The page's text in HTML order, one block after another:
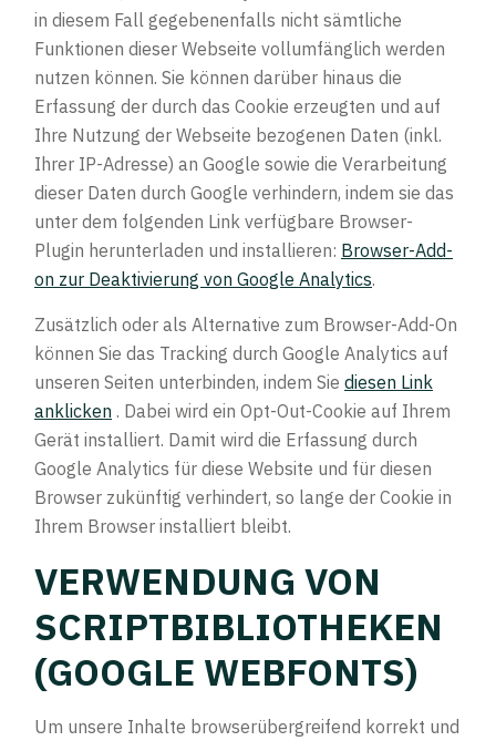
in diesem Fall gegebenenfalls nicht sämtliche
Funktionen dieser Webseite vollumfänglich werden
nutzen können. Sie können darüber hinaus die
Erfassung der durch das Cookie erzeugten und auf
Ihre Nutzung der Webseite bezogenen Daten (inkl.
Ihrer IP-Adresse) an Google sowie die Verarbeitung
dieser Daten durch Google verhindern, indem sie das
unter dem folgenden Link verfügbare Browser-
Plugin herunterladen und installieren: Browser-Add-
on zur Deaktivierung von Google Analytics.
Zusätzlich oder als Alternative zum Browser-Add-On
können Sie das Tracking durch Google Analytics auf
unseren Seiten unterbinden, indem Sie diesen Link
anklicken . Dabei wird ein Opt-Out-Cookie auf Ihrem
Gerät installiert. Damit wird die Erfassung durch
Google Analytics für diese Website und für diesen
Browser zukünftig verhindert, so lange der Cookie in
Ihrem Browser installiert bleibt.
VERWENDUNG VON
SCRIPTBIBLIOTHEKEN
(GOOGLE WEBFONTS)
Um unsere Inhalte browserübergreifend korrekt und